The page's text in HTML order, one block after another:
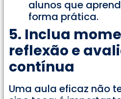
alunos que
forma prática.
5. Inclua
reflexão e
contínua
Uma aula eficaz não